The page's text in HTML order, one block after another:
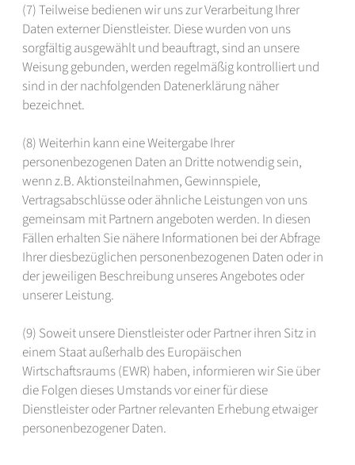
(7) Teilweise bedienen wir uns zur Verarbeitung Ihrer
Daten externer Dienstleister. Diese wurden von uns
sorgfältig ausgewählt und beauftragt, sind an unsere
Weisung gebunden, werden regelmäßig kontrolliert und
sind in der nachfolgenden Datenerklärung näher
bezeichnet.
(8) Weiterhin kann eine Weitergabe Ihrer
personenbezogenen Daten an Dritte notwendig sein,
wenn z.B. Aktionsteilnahmen, Gewinnspiele,
Vertragsabschlüsse oder ähnliche Leistungen von uns
gemeinsam mit Partnern angeboten werden. In diesen
Fällen erhalten Sie nähere Informationen bei der Abfrage
Ihrer diesbezüglichen personenbezogenen Daten oder in
der jeweiligen Beschreibung unseres Angebotes oder
unserer Leistung.
(9) Soweit unsere Dienstleister oder Partner ihren Sitz in
einem Staat außerhalb des Europäischen
Wirtschaftsraums (EWR) haben, informieren wir Sie über
die Folgen dieses Umstands vor einer für diese
Dienstleister oder Partner relevanten Erhebung etwaiger
personenbezogener Daten.